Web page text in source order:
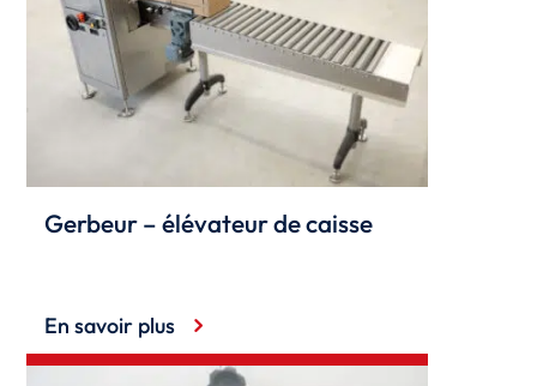
Gerbeur – élévateur de caisse
En savoir plus